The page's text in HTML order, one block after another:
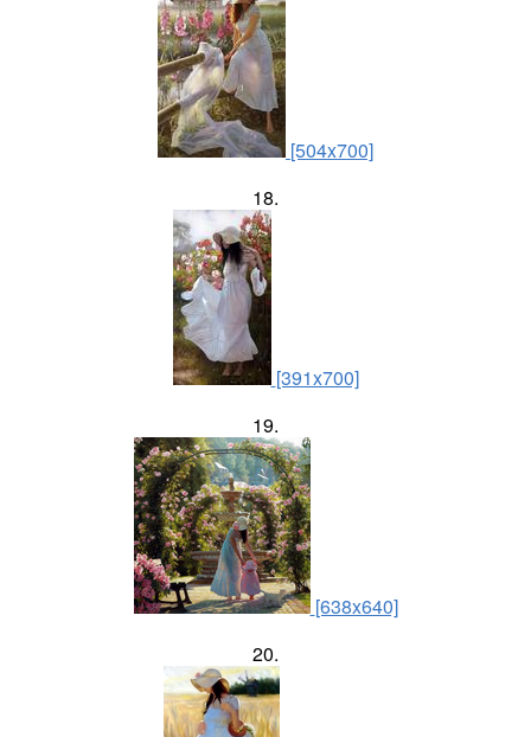
[504x700]
18.
[391x700]
19.
[638x640]
20.